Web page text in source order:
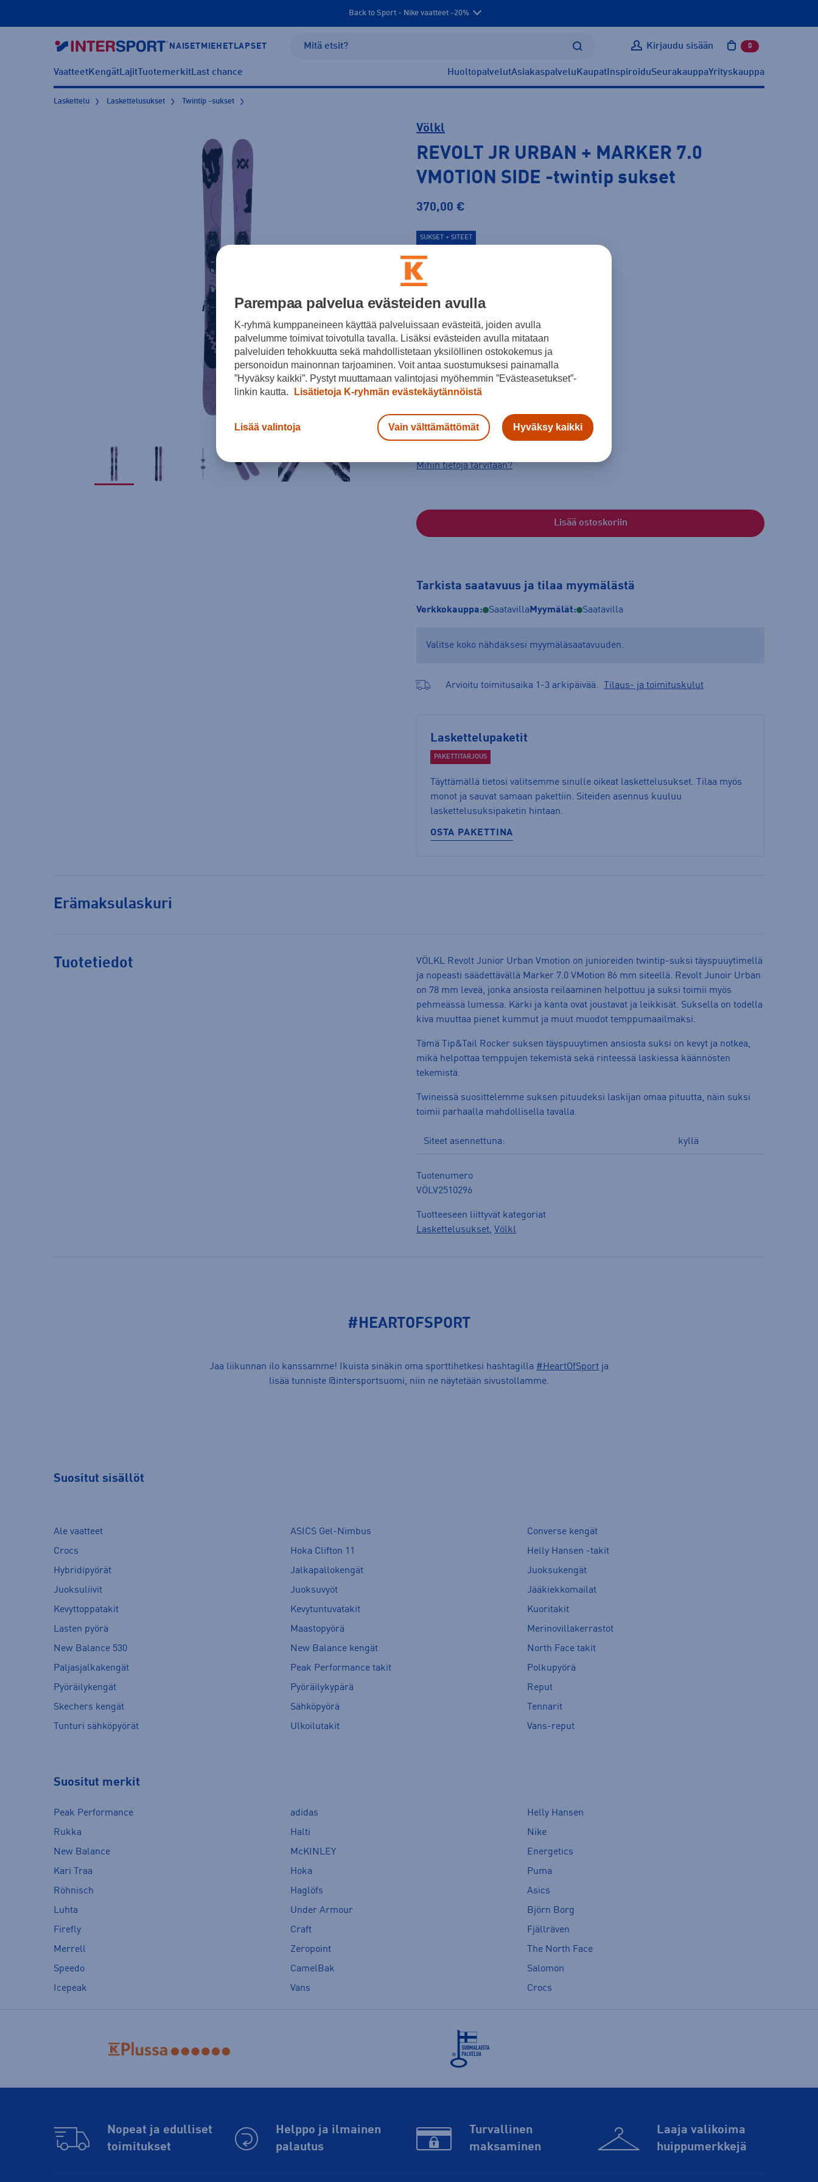
Back to Sport - Nike vaatteet -20%
NAISET MIEHET LAPSET Kirjaudu sisään 0 tuotetta
VaatteetKengätLajitTuotemerkitLast chance HuoltopalvelutAsiakaspalvelu Kaupat InspiroiduSeurakauppaYrityskauppa
Laskettelu Laskettelusukset Twintip -sukset
Völkl
REVOLT JR URBAN + MARKER 7.0
VMOTION SIDE -twintip sukset
370,00 €
SUKSET + SITEET
Väri
Koko
118 128 138 148
Laskettelusuksien valintaopas
Laskijan paino
kg
Monon ulkomitta
mm
Mihin tietoja tarvitaan?
Lisää ostoskoriin
Tarkista saatavuus ja tilaa myymälästä
Verkkokauppa: Saatavilla Myymälät: Saatavilla
Valitse koko nähdäksesi myymäläsaatavuuden.
Arvioitu toimitusaika 1-3 arkipäivää. Tilaus- ja toimituskulut
Laskettelupaketit
PAKETTITARJOUS
Täyttämällä tietosi valitsemme sinulle oikeat laskettelusukset. Tilaa myös
monot ja sauvat samaan pakettiin. Siteiden asennus kuuluu
laskettelusuksipaketin hintaan.
OSTA PAKETTINA
Erämaksulaskuri
Tuotetiedot
VÖLKL Revolt Junior Urban Vmotion on junioreiden twintip-suksi täyspuuytimellä
ja nopeasti säädettävällä Marker 7.0 VMotion 86 mm siteellä. Revolt Junoir Urban
on 78 mm leveä, jonka ansiosta reilaaminen helpottuu ja suksi toimii myös
pehmeässä lumessa. Kärki ja kanta ovat joustavat ja leikkisät. Suksella on todella
kiva muuttaa pienet kummut ja muut muodot temppumaailmaksi.
Tämä Tip&Tail Rocker suksen täyspuuytimen ansiosta suksi on kevyt ja notkea,
mikä helpottaa temppujen tekemistä sekä rinteessä laskiessa käännösten
tekemistä.
Twineissä suosittelemme suksen pituudeksi laskijan omaa pituutta, näin suksi
toimii parhaalla mahdollisella tavalla.
Siteet asennettuna: kyllä
Tuotenumero
VÖLV2510296
Tuotteeseen liittyvät kategoriat
Laskettelusukset, Völkl
#HEARTOFSPORT
Jaa liikunnan ilo kanssamme! Ikuista sinäkin oma sporttihetkesi hashtagilla #HeartOfSport ja
lisää tunniste @intersportsuomi, niin ne näytetään sivustollamme.
Suositut sisällöt
Ale vaatteet ASICS Gel-Nimbus
Converse kengät
Crocs
Hoka Clifton 11
Helly Hansen -takit
Hybridipyörät
Jalkapallokengät
Juoksukengät
Juoksuliivit
Juoksuvyöt
Jääkiekkomailat
Kevyttoppatakit
Kevytuntuvatakit
Kuoritakit
Lasten pyörä
Maastopyörä
Merinovillakerrastot
New Balance 530
New Balance kengät
North Face takit
Paljasjalkakengät
Peak Performance takit
Polkupyörä
Pyöräilykengät
Pyöräilykypärä
Reput
Skechers kengät
Sähköpyörä
Tennarit
Tunturi sähköpyörät
Ulkoilutakit Vans-reput
Suositut merkit
Peak Performance adidas
Helly Hansen
Rukka
Halti
Nike
New Balance
McKINLEY
Energetics
Kari Traa
Hoka
Puma
Röhnisch
Haglöfs
Asics
Luhta
Under Armour
Björn Borg
Firefly
Craft
Fjällräven
Merrell
Zeropoint
The North Face
Speedo
CamelBak
Salomon
Icepeak
Vans Crocs
Nopeat ja edulliset
toimitukset
Helppo ja ilmainen
palautus
Turvallinen
maksaminen
Laaja valikoima
huippu­merkkejä
Parempaa palvelua evästeiden avulla
K-ryhmä kumppaneineen käyttää palveluissaan evästeitä, joiden avulla
palvelumme toimivat toivotulla tavalla. Lisäksi evästeiden avulla mitataan
palveluiden tehokkuutta sekä mahdollistetaan yksilöllinen ostokokemus ja
personoidun mainonnan tarjoaminen. Voit antaa suostumuksesi painamalla
”Hyväksy kaikki”. Pystyt muuttamaan valintojasi myöhemmin ”Evästeasetukset”-
linkin kautta.
Lisätietoja K-ryhmän evästekäytännöistä
Lisää valintoja Vain välttämättömät Hyväksy kaikki